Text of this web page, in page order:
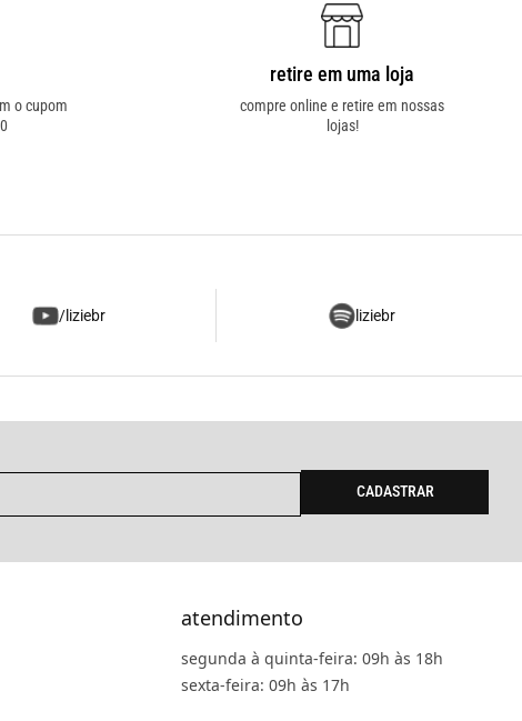
o cupom
retire em uma loja
compre online e retire em nossas
lojas!
/liziebr liziebr
CADASTRAR
atendimento
segunda à quinta-feira: 09h às 18h
sexta-feira: 09h às 17h